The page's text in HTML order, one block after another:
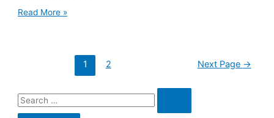
Tas
Custom
untuk
Read More »
1 2 Next Page →
S
e